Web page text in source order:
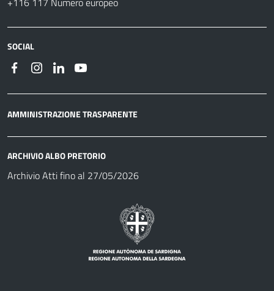
SOCIAL
AMMINISTRAZIONE TRASPARENTE
ARCHIVIO ALBO PRETORIO
Archivio Atti fino al 27/05/2026